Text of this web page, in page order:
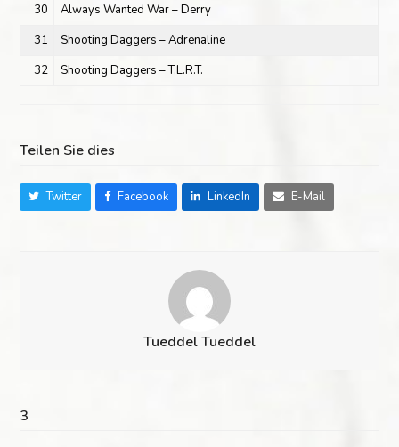
30
Always Wanted War – Derry
31
Shooting Daggers – Adrenaline
32
Shooting Daggers – T.L.R.T.
Teilen Sie dies
Twitter Facebook LinkedIn E-Mail
Tueddel Tueddel
3